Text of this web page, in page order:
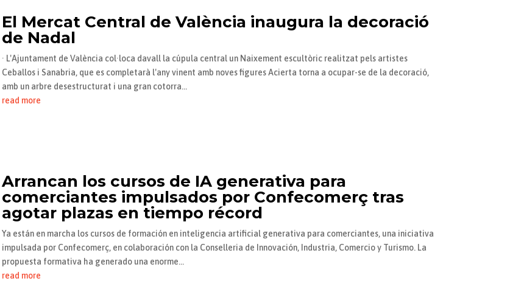
El Mercat Central de València inaugura la decoració
de Nadal
· L'Ajuntament de València col·loca davall la cúpula central un Naixement escultòric realitzat pels artistes
Ceballos i Sanabria, que es completarà l'any vinent amb noves figures Acierta torna a ocupar-se de la decoració,
amb un arbre desestructurat i una gran cotorra...
read more
Arrancan los cursos de IA generativa para
comerciantes impulsados por Confecomerç tras
agotar plazas en tiempo récord
Ya están en marcha los cursos de formación en inteligencia artificial generativa para comerciantes, una iniciativa
impulsada por Confecomerç, en colaboración con la Conselleria de Innovación, Industria, Comercio y Turismo. La
propuesta formativa ha generado una enorme...
read more